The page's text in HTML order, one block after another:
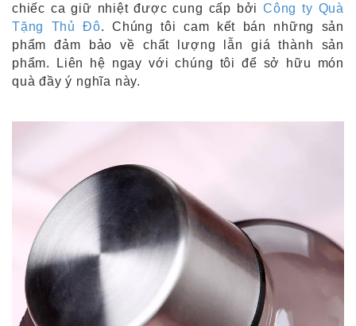
chiếc ca giữ nhiệt được cung cấp bởiCông ty Quà
Tặng Thủ Đô. Chúng tôi cam kết bán những sản
phẩm đảm bảo về chất lượng lẫn giá thành sản
phẩm. Liên hệ ngay với chúng tôi để sở hữu món
quà đầy ý nghĩa này.